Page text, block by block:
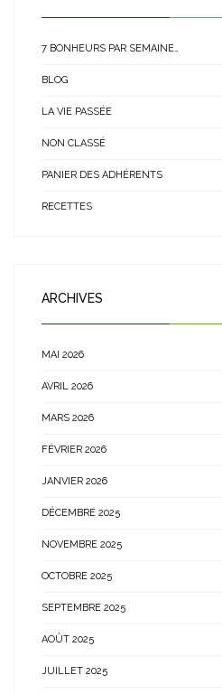
7 BONHEURS PAR SEMAINE…
BLOG
LA VIE PASSÉE
NON CLASSÉ
PANIER DES ADHÉRENTS
RECETTES
ARCHIVES
MAI 2026
AVRIL 2026
MARS 2026
FÉVRIER 2026
JANVIER 2026
DÉCEMBRE 2025
NOVEMBRE 2025
OCTOBRE 2025
SEPTEMBRE 2025
AOÛT 2025
JUILLET 2025